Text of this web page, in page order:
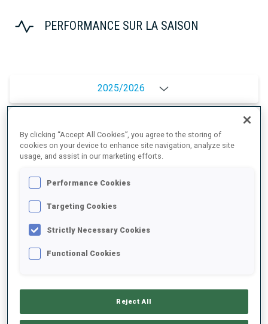
PERFORMANCE SUR LA SAISON
2025/2026
MOYENNE DE PERFORMANCE
RETARD SUR LE MEILLEUR CHRONO SKI
TIR DEBOUT
BADGES DÉBLOQUÉS
By clicking “Accept All Cookies”, you agree to the storing of
cookies on your device to enhance site navigation, analyze site
usage, and assist in our marketing efforts.
Performance Cookies
Targeting Cookies
Strictly Necessary Cookies
Functional Cookies
Reject All